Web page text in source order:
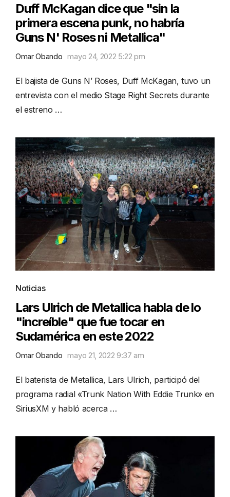
Duff McKagan dice que "sin la
primera escena punk, no habría
Guns N' Roses ni Metallica"
Omar Obando mayo 24, 2022 5:22 pm
El bajista de Guns N’ Roses, Duff McKagan, tuvo un
entrevista con el medio Stage Right Secrets durante
el estreno …
Noticias
Lars Ulrich de Metallica habla de lo
"increíble" que fue tocar en
Sudamérica en este 2022
Omar Obando mayo 21, 2022 9:37 am
El baterista de Metallica, Lars Ulrich, participó del
programa radial «Trunk Nation With Eddie Trunk» en
SiriusXM y habló acerca …